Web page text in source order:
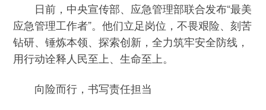
日前，中央宣传部、应急管理部联合发布“最美
应急管理工作者”。他们立足岗位，不畏艰险、刻苦
钻研、锤炼本领、探索创新，全力筑牢安全防线，
用行动诠释人民至上、生命至上。
向险而行，书写责任担当